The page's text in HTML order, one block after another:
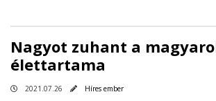
Nagyot zuhant a
élettartama
2021.07.26 Híres ember